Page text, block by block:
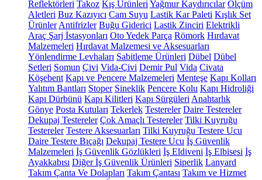
Reflektörleri Takoz Kış Ürünleri Yağmur Kaydırıcılar Ölçüm
Aletleri Buz Kazıyıcı Cam Suyu Lastik Kar Paleti Kışlık Set
Ürünler Antifrizler Buğu Giderici Lastik Zinciri Elektrikli
Araç Şarj İstasyonları Oto Yedek Parça Römork Hırdavat
Malzemeleri Hırdavat Malzemesi ve Aksesuarları
Yönlendirme Levhaları Sabitleme Ürünleri Dübel Dübel
Setleri Somun Çivi Vida-Çivi Demir Pul Vida Civata
Köşebent Kapı ve Pencere Malzemeleri Menteşe Kapı Kolları
Yalıtım Bantları Stoper Sineklik Pencere Kolu Kapı Hidroliği
Kapı Dürbünü Kapı Kilitleri Kapı Sürgüleri Anahtarlık
Gönye Posta Kutuları Tekerlek Testereler Daire Testereler
Dekupaj Testereler Çok Amaçlı Testereler Tilki Kuyruğu
Testereler Testere Aksesuarları Tilki Kuyruğu Testere Ucu
Daire Testere Bıçağı Dekupaj Testere Ucu İş Güvenlik
Malzemeleri İş Güvenlik Gözlükleri İş Eldiveni İş Elbisesi İş
Ayakkabısı Diğer İş Güvenlik Ürünleri Siperlik Lanyard
Takım Çanta Ve Dolapları Takım Çantası Takım ve Hizmet